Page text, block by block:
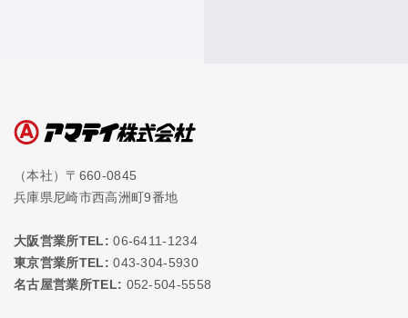
（本社）〒660-0845
兵庫県尼崎市西高洲町9番地
大阪営業所TEL: 06-6411-1234
東京営業所TEL: 043-304-5930
名古屋営業所TEL: 052-504-5558